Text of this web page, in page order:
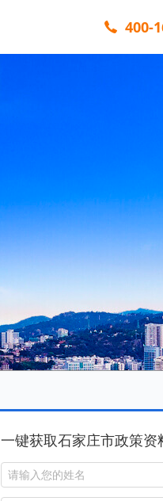
400-
一键获取石家庄市政策资